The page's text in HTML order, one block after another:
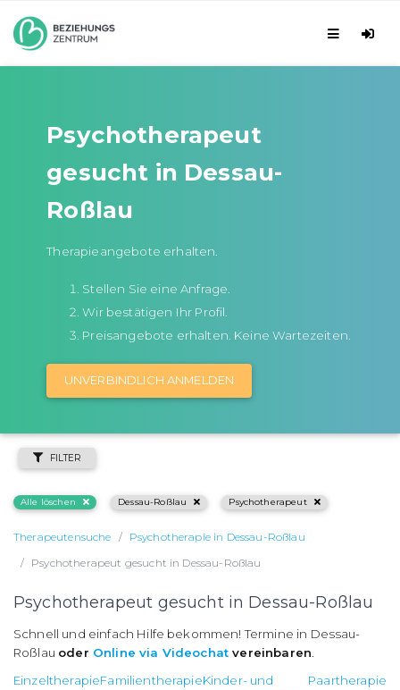
Psychotherapeut
gesucht in Dessau-
Roßlau
Therapieangebote erhalten.
Stellen Sie eine Anfrage.
Wir bestätigen Ihr Profil.
Preisangebote erhalten. Keine Wartezeiten.
UNVERBINDLICH ANMELDEN
FILTER
Alle löschen Dessau-Roßlau Psychotherapeut
Therapeutensuche
Psychotherapie in Dessau-Roßlau
Psychotherapeut gesucht in Dessau-Roßlau
Psychotherapeut gesucht in Dessau-Roßlau
Schnell und einfach Hilfe bekommen! Termine in Dessau-
Roßlau oder Online via Videochat vereinbaren
EinzeltherapieFamilientherapieKinder- und
Paartherapie